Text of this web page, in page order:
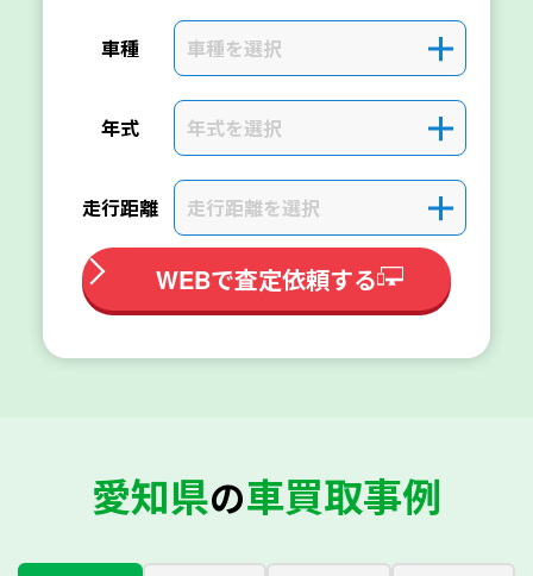
車種 車種を選択 ＋
年式 年式を選択 ＋
走行距離 走行距離を選択 ＋
WEBで査定依頼する
愛知県の車買取事例